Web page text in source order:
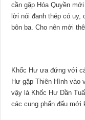
cần gặp Hóa Quyền
lời nói đanh thép có uy,
bôn ba. Cho nên mới
Khốc Hư ưa đứng với
Hư gặp Thiên Hình vào
vậy là Khốc Hư Dần
các cung phấn đấu mới